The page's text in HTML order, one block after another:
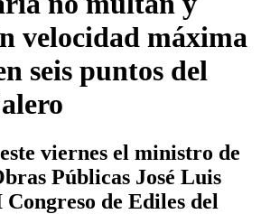
velocidad máxima
seis puntos del
viernes el ministro de
Públicas José Luis
de Ediles del